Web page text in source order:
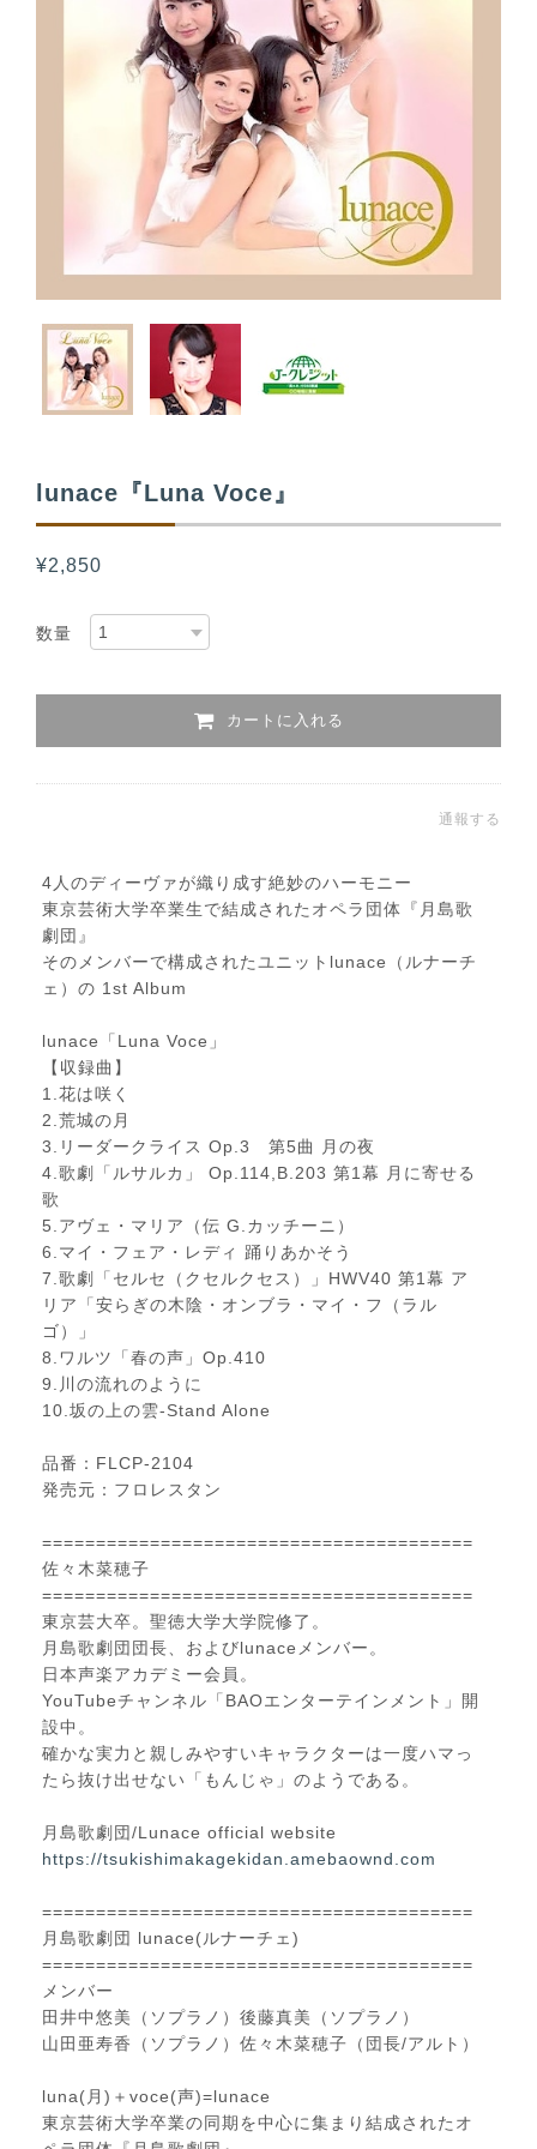
i
o
n
lunace『Luna Voce』
¥2,850
数量
カートに入れる
通報する
4人のディーヴァが織り成す絶妙のハーモニー
東京芸術大学卒業生で結成されたオペラ団体『月島歌
劇団』
そのメンバーで構成されたユニットlunace（ルナーチ
ェ）の 1st Album
lunace「Luna Voce」
【収録曲】
1.花は咲く
2.荒城の月
3.リーダークライス Op.3 第5曲 月の夜
4.歌劇「ルサルカ」 Op.114,B.203 第1幕 月に寄せる
歌
5.アヴェ・マリア（伝 G.カッチーニ）
6.マイ・フェア・レディ 踊りあかそう
7.歌劇「セルセ（クセルクセス）」HWV40 第1幕 ア
リア「安らぎの木陰・オンブラ・マイ・フ（ラル
ゴ）」
8.ワルツ「春の声」Op.410
9.川の流れのように
10.坂の上の雲-Stand Alone
品番：FLCP-2104
発売元：フロレスタン
========================================
佐々木菜穂子
========================================
東京芸大卒。聖徳大学大学院修了。
月島歌劇団団長、およびlunaceメンバー。
日本声楽アカデミー会員。
YouTubeチャンネル「BAOエンターテインメント」開
設中。
確かな実力と親しみやすいキャラクターは一度ハマっ
たら抜け出せない「もんじゃ」のようである。
月島歌劇団/Lunace official website
https://tsukishimakagekidan.amebaownd.com
========================================
月島歌劇団 lunace(ルナーチェ)
========================================
メンバー
田井中悠美（ソプラノ）後藤真美（ソプラノ）
山田亜寿香（ソプラノ）佐々木菜穂子（団長/アルト）
luna(月)＋voce(声)=lunace
東京芸術大学卒業の同期を中心に集まり結成されたオ